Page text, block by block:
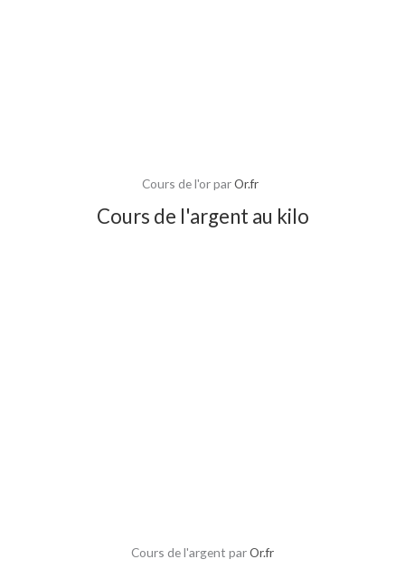
Cours de l'or parOr.fr
Cours de l'argent au kilo
Cours de l'argent parOr.fr